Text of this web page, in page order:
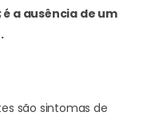
a ausência de um
são sintomas de